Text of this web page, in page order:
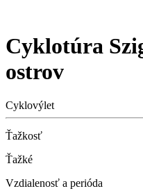
Cyklotúra
ostrov
Cyklovýlet
Ťažkosť
Ťažké
Vzdialenosť a perióda